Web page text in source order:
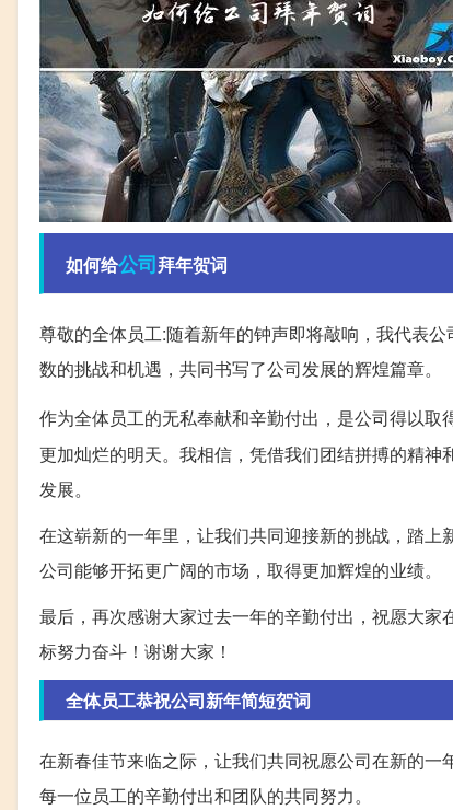
如何给公司拜年贺词
尊敬的全体员工:随着新年的钟声即将敲响，我代表
数的挑战和机遇，共同书写了公司发展的辉煌篇章。
作为全体员工的无私奉献和辛勤付出，是公司得以取
更加灿烂的明天。我相信，凭借我们团结拼搏的精
发展。
在这崭新的一年里，让我们共同迎接新的挑战，踏
公司能够开拓更广阔的市场，取得更加辉煌的业绩。
最后，再次感谢大家过去一年的辛勤付出，祝愿大
标努力奋斗！谢谢大家！
全体员工恭祝公司新年简短贺词
在新春佳节来临之际，让我们共同祝愿公司在新的
每一位员工的辛勤付出和团队的共同努力。